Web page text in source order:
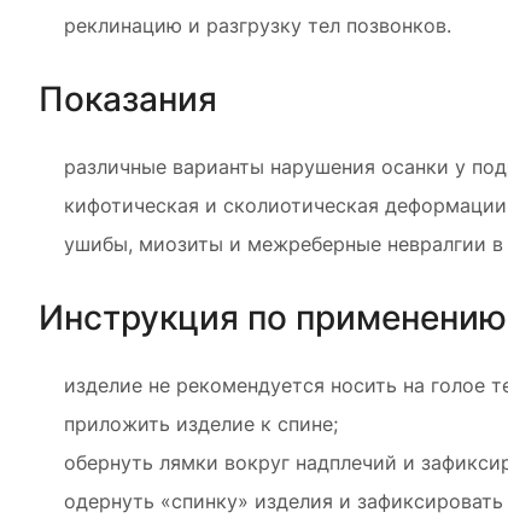
реклинацию и разгрузку тел позвонков.
Показания
различные варианты нарушения осанки у
кифотическая и сколиотическая
ушибы, миозиты и межреберные невралгии в
Инструкция по применению
изделие не рекомендуется носить на голое
приложить изделие к спине;
обернуть лямки вокруг надплечий и
одернуть «спинку» изделия и